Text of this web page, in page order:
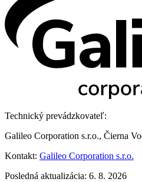
Technický prevádzkovateľ:
Galileo Corporation s.r.o., Čierna
Kontakt: Galileo Corporation s.r.o.
Posledná aktualizácia: 6. 8. 2026